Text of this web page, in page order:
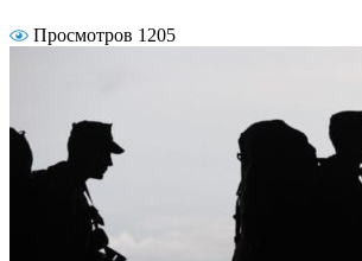
Просмотров 1205